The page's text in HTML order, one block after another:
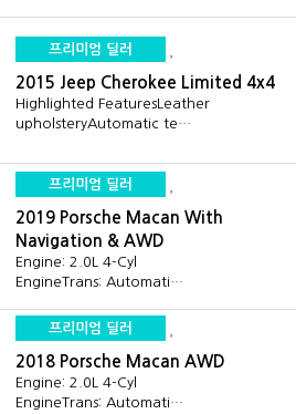
프리미엄 딜러
2015 Jeep Cherokee Limited 4x4
Highlighted FeaturesLeather
upholsteryAutomatic te…
프리미엄 딜러
2019 Porsche Macan With
Navigation & AWD
Engine: 2.0L 4-Cyl
EngineTrans: Automati…
프리미엄 딜러
2018 Porsche Macan AWD
Engine: 2.0L 4-Cyl
EngineTrans: Automati…